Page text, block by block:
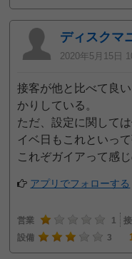
ディスクマ
2020年5月15日
接客が他と比べて良
かりしている。
ただ、設定に関して
イベ日もこれといっ
これぞガイアって感じ
アプリでフォローする
営業 1
設備
3